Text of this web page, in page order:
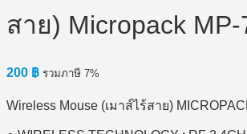
สาย) Micropack MP-
200 ฿ รวมภาษี 7%
Wireless Mouse (เมาส์ไร้สาย)